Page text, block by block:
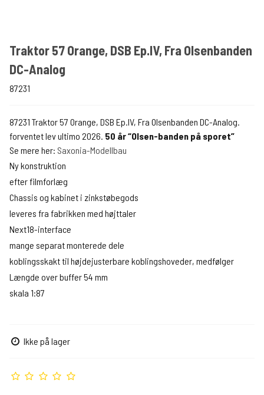
Traktor 57 Orange, DSB Ep.IV, Fra Olsenbanden
DC-Analog
87231
87231 Traktor 57 Orange, DSB Ep.IV, Fra Olsenbanden DC-Analog.
forventet lev ultimo 2026. 50 år “Olsen-banden på sporet”
Se mere her: Saxonia-Modellbau
Ny konstruktion
efter filmforlæg
Chassis og kabinet i zinkstøbegods
leveres fra fabrikken med højttaler
Next18-interface
mange separat monterede dele
koblingsskakt til højdejusterbare koblingshoveder, medfølger
Længde over buffer 54 mm
skala 1:87
Ikke på lager